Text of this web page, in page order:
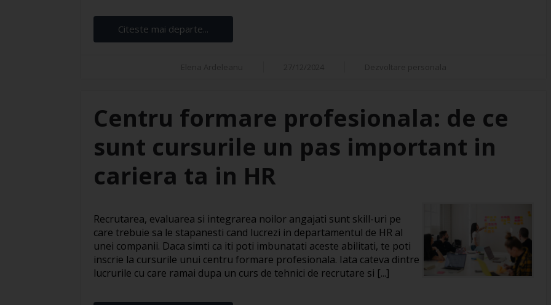
Citeste mai departe...
Centru formare profesionala: de ce
sunt cursurile un pas important in
cariera ta in HR
Recrutarea, evaluarea si integrarea noilor angajati sunt skill-uri pe
care trebuie sa le stapanesti cand lucrezi in departamentul de HR al
unei companii. Daca simti ca iti poti imbunatati aceste abilitati, te poti
inscrie la cursurile unui centru formare profesionala. Iata cateva dintre
lucrurile cu care ramai dupa un curs de tehnici de recrutare si [...]